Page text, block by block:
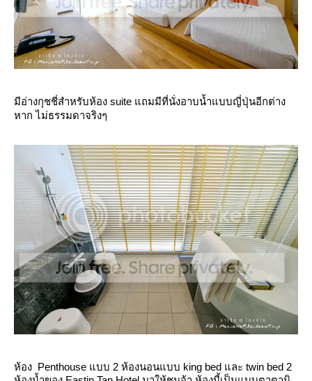
มีอ่างกุชชี่สำหรับห้อง suite แถมมีที่นั่งอาบน้ำแบบญี่ปุ่นอีกต่าง
หาก ไม่ธรรมดาจริงๆ
ห้อง Penthouse แบบ 2 ห้องนอนแบบ king bed และ twin bed 2